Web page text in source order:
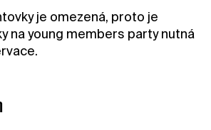
je omezená, proto je
na young members party nutná